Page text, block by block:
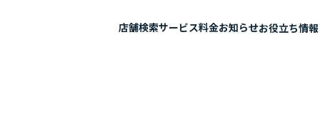
店舗検索サービス料金お知らせお役立ち情報